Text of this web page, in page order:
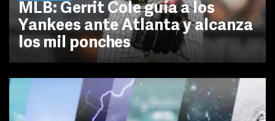
MLB: Gerrit Cole guía a los
Yankees ante Atlanta y alcanza
los mil ponches